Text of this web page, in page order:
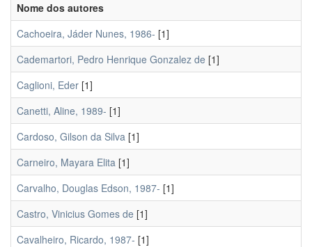
Nome dos autores
Cachoeira, Jáder Nunes, 1986- [1]
Cademartori, Pedro Henrique Gonzalez de [1]
Caglioni, Eder [1]
Canetti, Aline, 1989- [1]
Cardoso, Gilson da Silva [1]
Carneiro, Mayara Elita [1]
Carvalho, Douglas Edson, 1987- [1]
Castro, Vinicius Gomes de [1]
Cavalheiro, Ricardo, 1987- [1]